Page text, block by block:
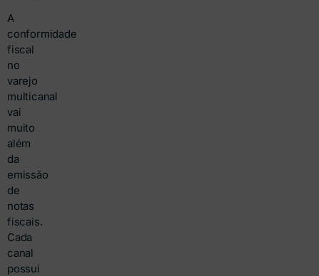
A
conformidade
fiscal
no
varejo
multicanal
vai
muito
além
da
emissão
de
notas
fiscais.
Cada
canal
possui